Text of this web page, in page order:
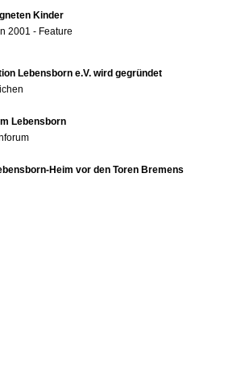
Kinder
2001 - Feature
Lebensborn e.V. wird gegründet
Lebensborn
Heim vor den Toren Bremens